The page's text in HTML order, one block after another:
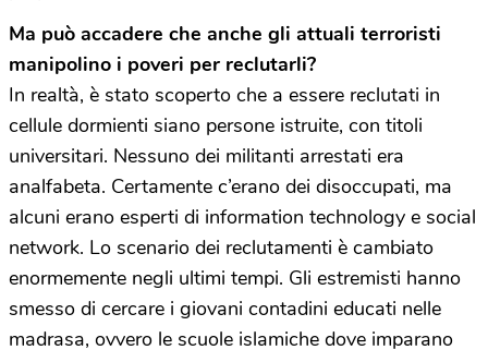
Ma può accadere che anche gli attuali terroristi
manipolino i poveri per reclutarli?
In realtà, è stato scoperto che a essere reclutati in
cellule dormienti siano persone istruite, con titoli
universitari. Nessuno dei militanti arrestati era
analfabeta. Certamente c’erano dei disoccupati, ma
alcuni erano esperti di information technology e social
network. Lo scenario dei reclutamenti è cambiato
enormemente negli ultimi tempi. Gli estremisti hanno
smesso di cercare i giovani contadini educati nelle
madrasa, ovvero le scuole islamiche dove imparano